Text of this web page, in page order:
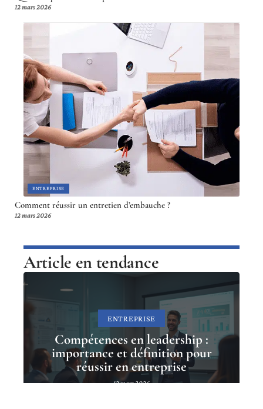
12 mars 2026
ENTREPRISE
Comment réussir un entretien d’embauche ?
12 mars 2026
Article en tendance
ENTREPRISE
Compétences en leadership :
importance et définition pour
réussir en entreprise
12 mars 2026